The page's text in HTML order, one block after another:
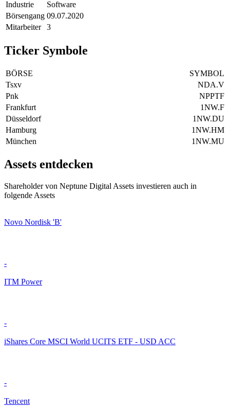
Industrie
Software
Börsengang 09.07.2020
Mitarbeiter
3
Ticker Symbole
BÖRSE
SYMBOL
Tsxv
NDA.V
Pnk
NPPTF
Frankfurt
1NW.F
Düsseldorf
1NW.DU
Hamburg
1NW.HM
München
1NW.MU
Assets entdecken
Shareholder von Neptune Digital Assets investieren auch in
folgende Assets
Novo Nordisk 'B'
-
ITM Power
-
iShares Core MSCI World UCITS ETF - USD ACC
-
Tencent